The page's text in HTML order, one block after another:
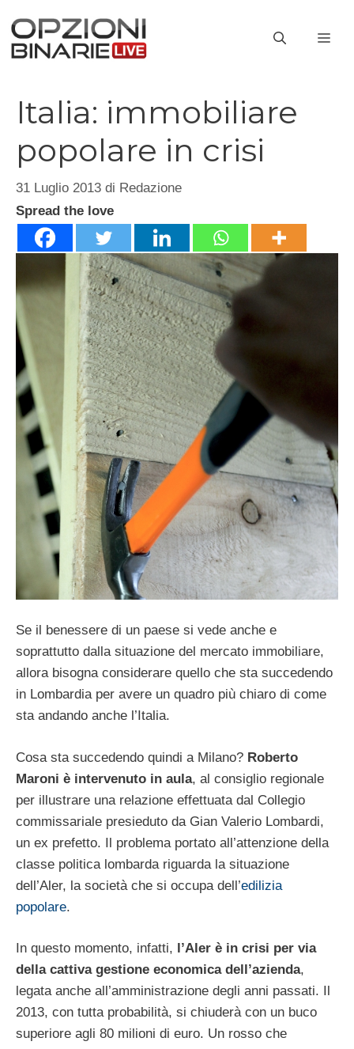
contenuto
Italia: immobiliare
popolare in crisi
31 Luglio 2013 di Redazione
Spread the love
Se il benessere di un paese si vede anche e
soprattutto dalla situazione del mercato immobiliare,
allora bisogna considerare quello che sta succedendo
in Lombardia per avere un quadro più chiaro di come
sta andando anche l’Italia.
Cosa sta succedendo quindi a Milano? Roberto
Maroni è intervenuto in aula, al consiglio regionale
per illustrare una relazione effettuata dal Collegio
commissariale presieduto da Gian Valerio Lombardi,
un ex prefetto. Il problema portato all’attenzione della
classe politica lombarda riguarda la situazione
dell’Aler, la società che si occupa dell’edilizia
popolare.
In questo momento, infatti, l’Aler è in crisi per via
della cattiva gestione economica dell’azienda,
legata anche all’amministrazione degli anni passati. Il
2013, con tutta probabilità, si chiuderà con un buco
superiore agli 80 milioni di euro. Un rosso che